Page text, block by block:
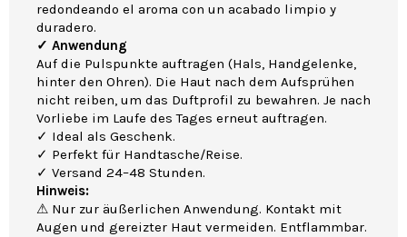
redondeando el aroma con un acabado limpio y
duradero.
✓ Anwendung
Auf die Pulspunkte auftragen (Hals, Handgelenke,
hinter den Ohren). Die Haut nach dem Aufsprühen
nicht reiben, um das Duftprofil zu bewahren. Je nach
Vorliebe im Laufe des Tages erneut auftragen.
✓ Ideal als Geschenk.
✓ Perfekt für Handtasche/Reise.
✓ Versand 24–48 Stunden.
Hinweis:
⚠ Nur zur äußerlichen Anwendung. Kontakt mit
Augen und gereizter Haut vermeiden. Entflammbar.